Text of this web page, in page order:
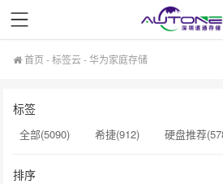
首页 -标签云- 华为家庭存储
标签
全部(5090) 希捷(912) 硬盘推荐
排序